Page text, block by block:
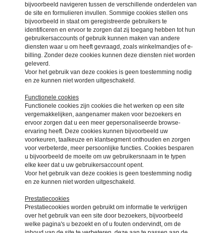
bijvoorbeeld navigeren tussen de verschillende onderdelen van
de site en formulieren invullen. Sommige cookies stellen ons
bijvoorbeeld in staat om geregistreerde gebruikers te
identificeren en ervoor te zorgen dat zij toegang hebben tot hun
gebruikersaccounts of gebruik kunnen maken van andere
diensten waar u om heeft gevraagd, zoals winkelmandjes of e-
billing. Zonder deze cookies kunnen deze diensten niet worden
geleverd.
Voor het gebruik van deze cookies is geen toestemming nodig
en ze kunnen niet worden uitgeschakeld.
Functionele cookies
Functionele cookies zijn cookies die het werken op een site
vergemakkelijken, aangenamer maken voor bezoekers en
ervoor zorgen dat u een meer gepersonaliseerde browse-
ervaring heeft. Deze cookies kunnen bijvoorbeeld uw
voorkeuren, taalkeuze en klantsegment onthouden en zorgen
voor verbeterde, meer persoonlijke functies. Cookies besparen
u bijvoorbeeld de moeite om uw gebruikersnaam in te typen
elke keer dat u uw gebruikersaccount opent.
Voor het gebruik van deze cookies is geen toestemming nodig
en ze kunnen niet worden uitgeschakeld.
Prestatiecookies
Prestatiecookies worden gebruikt om informatie te verkrijgen
over het gebruik van een site door bezoekers, bijvoorbeeld
welke pagina's u bezoekt en of u fouten ondervindt, om de